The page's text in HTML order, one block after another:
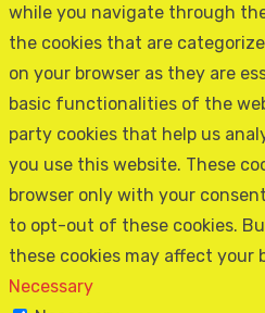
while you navigate through
the cookies that are
on your browser as they are
basic functionalities of the
party cookies that help us
you use this website. These
browser only with your
to opt-out of these cookies.
these cookies may affect your
Necessary